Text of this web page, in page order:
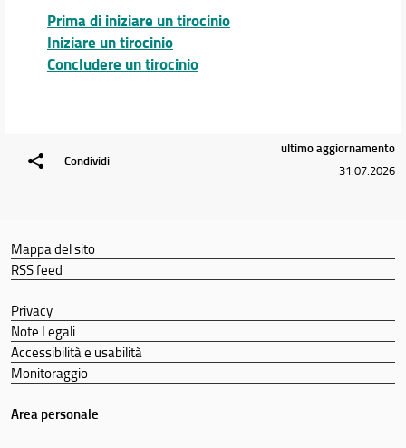
Didattica
Orario e calendari
Prima di iniziare un tirocinio
Iniziare un tirocinio
Concludere un tirocinio
Condividi
ultimo aggiornamento
31.07.2026
Mappa del sito
RSS feed
Privacy
Note Legali
Accessibilità e usabilità
Monitoraggio
Area personale